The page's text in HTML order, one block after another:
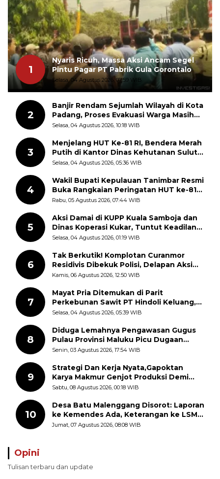
1
Nyaris Ricuh, Massa Aksi Ancam Segel
Pintu Pagar PT Pabrik Gula Gorontalo
Selasa, 04 Agustus 2026, 07:59 WIB
2
Banjir Rendam Sejumlah Wilayah di Kota
Padang, Proses Evakuasi Warga Masih
Berlangsung
Selasa, 04 Agustus 2026, 10:18 WIB
3
Menjelang HUT Ke-81 RI, Bendera Merah
Putih di Kantor Dinas Kehutanan Sulut
Disorot Warga
Selasa, 04 Agustus 2026, 05:36 WIB
4
Wakil Bupati Kepulauan Tanimbar Resmi
Buka Rangkaian Peringatan HUT ke-81
Kemerdekaan RI, ASN Diajak Perkuat
Rabu, 05 Agustus 2026, 07:44 WIB
5
Aksi Damai di KUPP Kuala Samboja dan
Dinas Koperasi Kukar, Tuntut Keadilan
dan Kesempatan Kerja yang Adil
Selasa, 04 Agustus 2026, 01:19 WIB
6
Tak Berkutik! Komplotan Curanmor
Residivis Dibekuk Polisi, Delapan Aksi
Curanmor Di Candipuro Terungkap
Kamis, 06 Agustus 2026, 12:50 WIB
7
Mayat Pria Ditemukan di Parit
Perkebunan Sawit PT Hindoli Keluang,
Polisi Selidiki Penyebab Kematian
Selasa, 04 Agustus 2026, 05:39 WIB
8
Diduga Lemahnya Pengawasan Gugus
Pulau Provinsi Maluku Picu Dugaan
Pungli terhadap Nelayan Bale-Bale di
Senin, 03 Agustus 2026, 17:54 WIB
9
Strategi Dan Kerja Nyata,Gapoktan
Karya Makmur Genjot Produksi Demi
Swasembada Pangan
Sabtu, 08 Agustus 2026, 00:18 WIB
10
Desa Batu Malenggang Disorot: Laporan
ke Kemendes Ada, Keterangan ke LSM
GMAS Berbeda
Jumat, 07 Agustus 2026, 08:08 WIB
Opini
Tulisan terbaru dan update